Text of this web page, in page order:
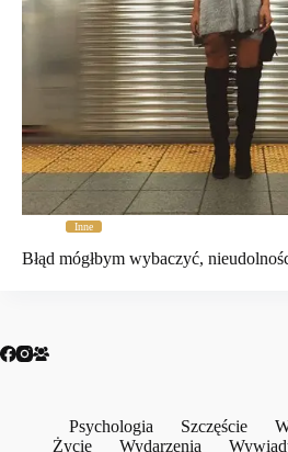
Inne
Błąd mógłbym wybaczyć,
Psychologia Szczęście
Życie
Wydarzenia